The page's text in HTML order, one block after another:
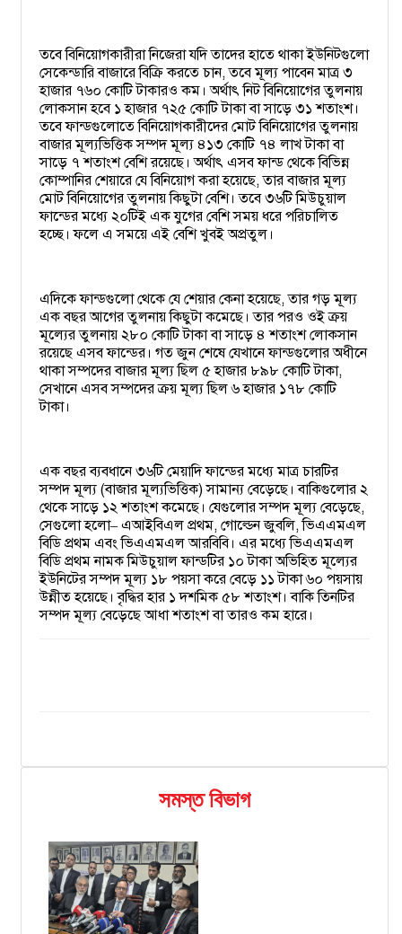
তবে বিনিয়োগকারীরা নিজেরা যদি তাদের হাতে থাকা ইউনিটগুলো
সেকেন্ডারি বাজারে বিক্রি করতে চান, তবে মূল্য পাবেন মাত্র ৩
হাজার ৭৬০ কোটি টাকারও কম। অর্থাৎ নিট বিনিয়োগের তুলনায়
লোকসান হবে ১ হাজার ৭২৫ কোটি টাকা বা সাড়ে ৩১ শতাংশ।
তবে ফান্ডগুলোতে বিনিয়োগকারীদের মোট বিনিয়োগের তুলনায়
বাজার মূল্যভিত্তিক সম্পদ মূল্য ৪১৩ কোটি ৭৪ লাখ টাকা বা
সাড়ে ৭ শতাংশ বেশি রয়েছে। অর্থাৎ এসব ফান্ড থেকে বিভিন্ন
কোম্পানির শেয়ারে যে বিনিয়োগ করা হয়েছে, তার বাজার মূল্য
মোট বিনিয়োগের তুলনায় কিছুটা বেশি। তবে ৩৬টি মিউচুয়াল
ফান্ডের মধ্যে ২০টিই এক যুগের বেশি সময় ধরে পরিচালিত
হচ্ছে। ফলে এ সময়ে এই বেশি খুবই অপ্রতুল।
এদিকে ফান্ডগুলো থেকে যে শেয়ার কেনা হয়েছে, তার গড় মূল্য
এক বছর আগের তুলনায় কিছুটা কমেছে। তার পরও ওই ক্রয়
মূল্যের তুলনায় ২৮০ কোটি টাকা বা সাড়ে ৪ শতাংশ লোকসান
রয়েছে এসব ফান্ডের। গত জুন শেষে যেখানে ফান্ডগুলোর অধীনে
থাকা সম্পদের বাজার মূল্য ছিল ৫ হাজার ৮৯৮ কোটি টাকা,
সেখানে এসব সম্পদের ক্রয় মূল্য ছিল ৬ হাজার ১৭৮ কোটি
টাকা।
এক বছর ব্যবধানে ৩৬টি মেয়াদি ফান্ডের মধ্যে মাত্র চারটির
সম্পদ মূল্য (বাজার মূল্যভিত্তিক) সামান্য বেড়েছে। বাকিগুলোর ২
থেকে সাড়ে ১২ শতাংশ কমেছে। যেগুলোর সম্পদ মূল্য বেড়েছে,
সেগুলো হলো– এআইবিএল প্রথম, গোল্ডেন জুবলি, ভিএএমএল
বিডি প্রথম এবং ভিএএমএল আরবিবি। এর মধ্যে ভিএএমএল
বিডি প্রথম নামক মিউচুয়াল ফান্ডটির ১০ টাকা অভিহিত মূল্যের
ইউনিটের সম্পদ মূল্য ১৮ পয়সা করে বেড়ে ১১ টাকা ৬০ পয়সায়
উন্নীত হয়েছে। বৃদ্ধির হার ১ দশমিক ৫৮ শতাংশ। বাকি তিনটির
সম্পদ মূল্য বেড়েছে আধা শতাংশ বা তারও কম হারে।
সমস্ত বিভাগ